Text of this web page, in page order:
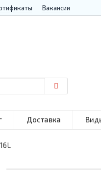
Вакансии
Доставка